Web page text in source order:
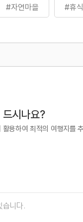
#자연마을 #휴
시나요?
용하여 최적의 여행지를